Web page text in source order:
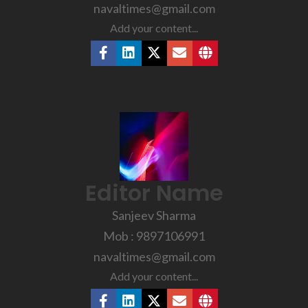
navaltimes@gmail.com
Add your content...
Editor Name
Sanjeev Sharma
Mob : 9897106991
navaltimes@gmail.com
Add your content...